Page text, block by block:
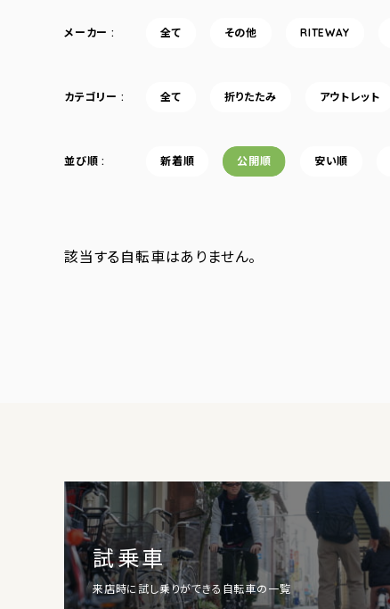
メーカー 全て その他 RITEWAY
カテゴリー 全て 折りたたみ アウトレット
並び順 新着順 公開順 安い順
該当する自転車はありません。
試乗車
来店時に試し乗りができる自転車の一覧